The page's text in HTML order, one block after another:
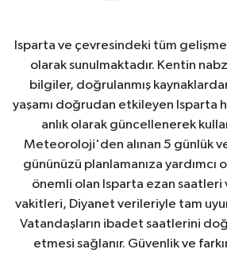
Isparta ve çevresindeki tüm
olarak sunulmaktadır. Kentin
bilgiler, doğrulanmış
yaşamı doğrudan etkileyen Isparta
anlık olarak güncellenerek
Meteoroloji'den alınan 5 günlük
gününüzü planlamanıza yardımcı
önemli olan Isparta ezan saatleri
vakitleri, Diyanet verileriyle tam
Vatandaşların ibadet saatlerini
etmesi sağlanır. Güvenlik ve